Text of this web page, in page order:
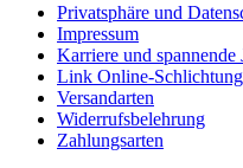
Privatsphäre und
Impressum
Karriere und
Link Online-
Versandarten
Widerrufsbelehrung
Zahlungsarten